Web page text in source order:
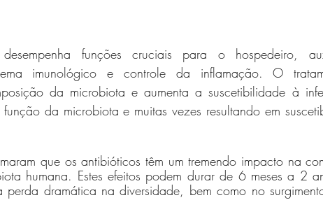
funções cruciais para o hospedeiro,
imunológico e controle da inflamação. O
da microbiota e aumenta a suscetibilidade à
da microbiota e muitas vezes resultando em
que os antibióticos têm um tremendo impacto na
humana. Estes efeitos podem durar de 6 meses a 2
perda dramática na diversidade, bem como no